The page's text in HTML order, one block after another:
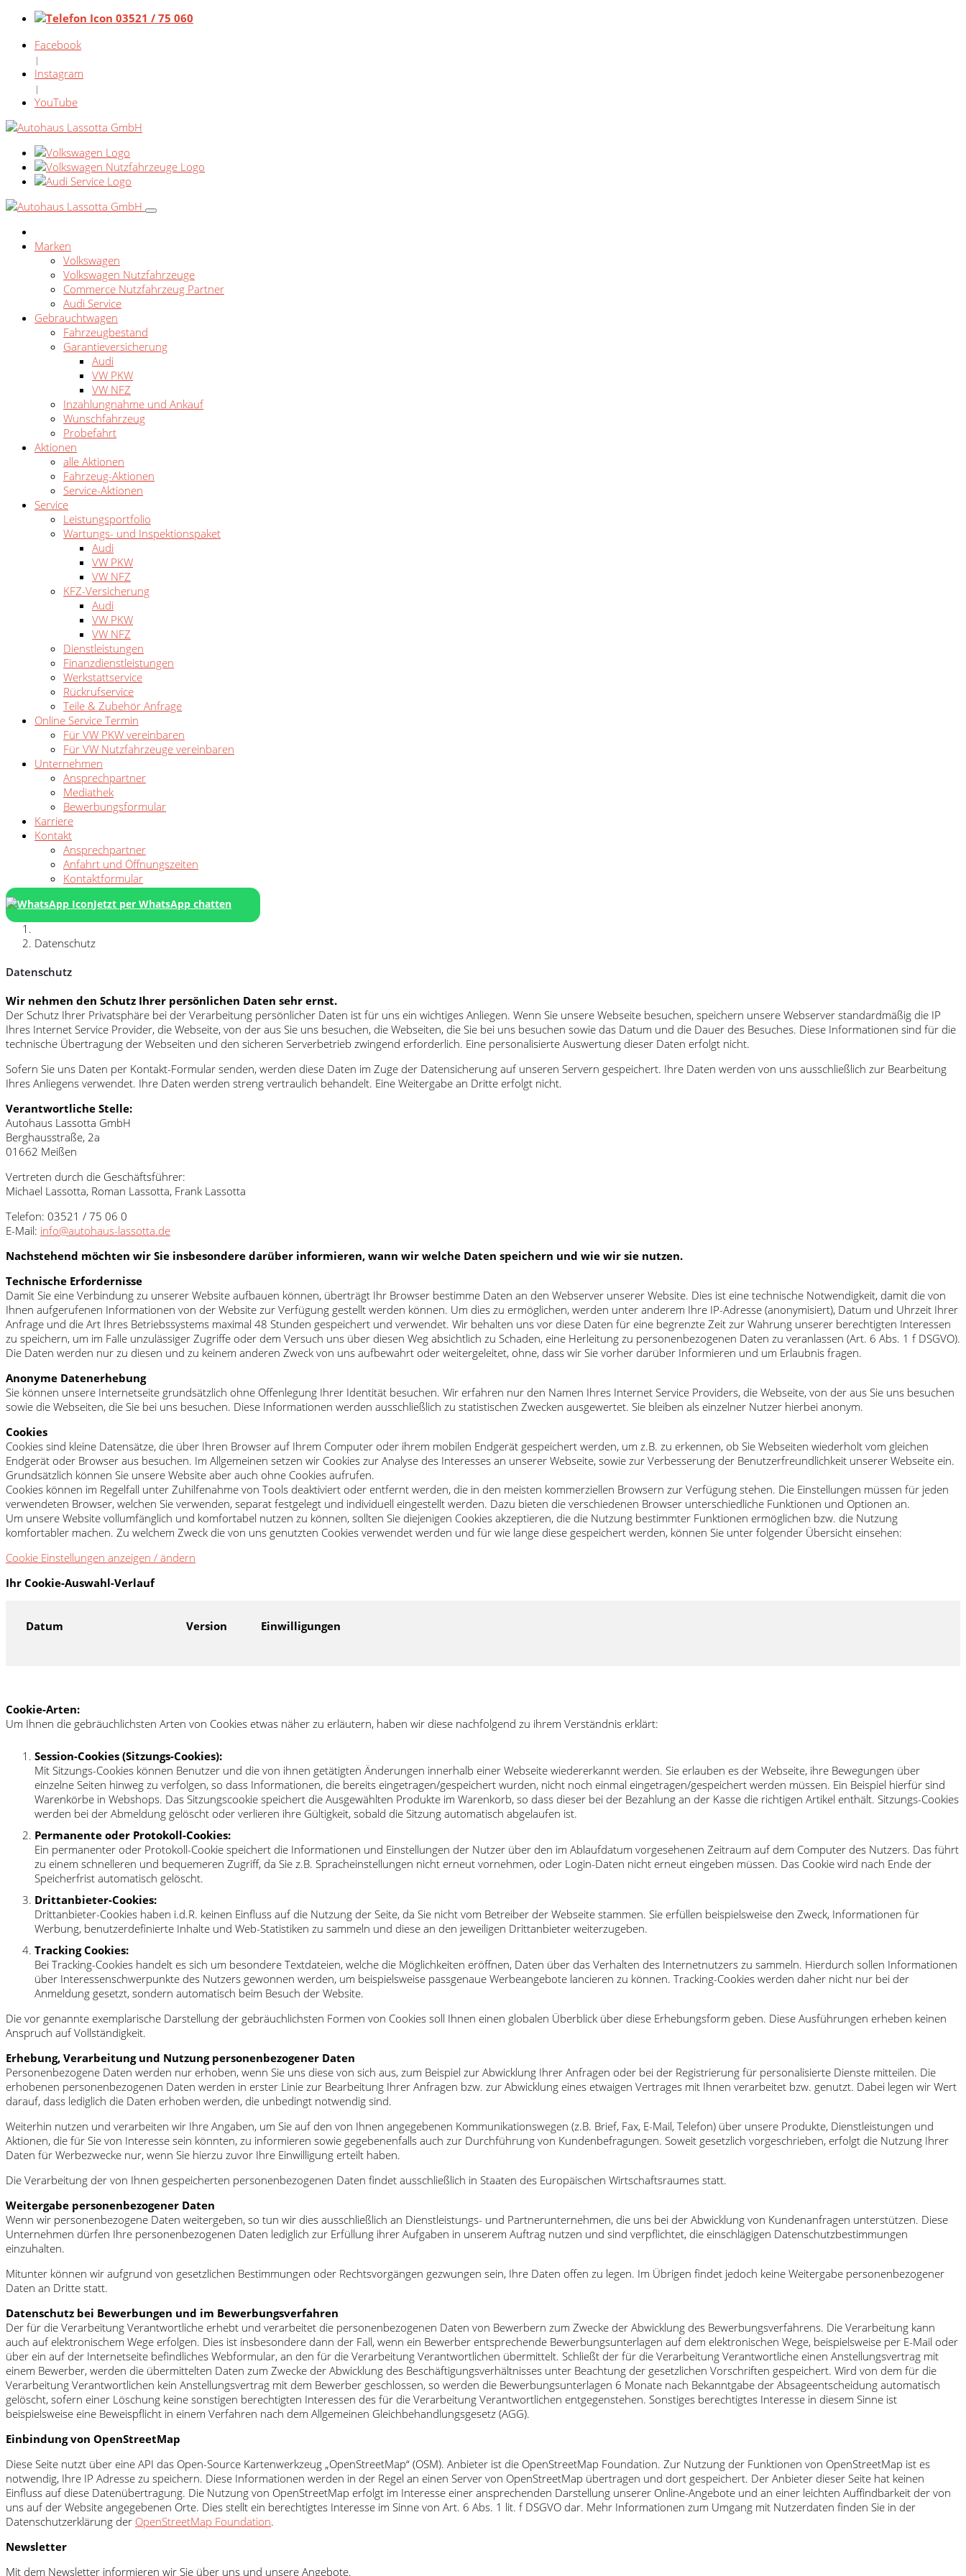
03521 / 75 060
Facebook
|
Instagram
|
YouTube
Marken
Volkswagen
Volkswagen Nutzfahrzeuge
Commerce Nutzfahrzeug Partner
Audi Service
Gebrauchtwagen
Fahrzeugbestand
Garantieversicherung
Audi
VW PKW
VW NFZ
Inzahlungnahme und Ankauf
Wunschfahrzeug
Probefahrt
Aktionen
alle Aktionen
Fahrzeug-Aktionen
Service-Aktionen
Service
Leistungsportfolio
Wartungs- und Inspektionspaket
Audi
VW PKW
VW NFZ
KFZ-Versicherung
Audi
VW PKW
VW NFZ
Dienstleistungen
Finanzdienstleistungen
Werkstattservice
Rückrufservice
Teile & Zubehör Anfrage
Online Service Termin
Für VW PKW vereinbaren
Für VW Nutzfahrzeuge vereinbaren
Unternehmen
Ansprechpartner
Mediathek
Bewerbungsformular
Karriere
Kontakt
Ansprechpartner
Anfahrt und Öffnungszeiten
Kontaktformular
Jetzt per WhatsApp chatten
Datenschutz
Datenschutz
Wir nehmen den Schutz Ihrer persönlichen Daten sehr ernst.
Der Schutz Ihrer Privatsphäre bei der Verarbeitung persönlicher Daten ist für uns ein wichtiges Anliegen. Wenn Sie unsere Webseite besuchen, speichern unsere Webserver standardmäßig die IP
Ihres Internet Service Provider, die Webseite, von der aus Sie uns besuchen, die Webseiten, die Sie bei uns besuchen sowie das Datum und die Dauer des Besuches. Diese Informationen sind für die
technische Übertragung der Webseiten und den sicheren Serverbetrieb zwingend erforderlich. Eine personalisierte Auswertung dieser Daten erfolgt nicht.
Sofern Sie uns Daten per Kontakt-Formular senden, werden diese Daten im Zuge der Datensicherung auf unseren Servern gespeichert. Ihre Daten werden von uns ausschließlich zur Bearbeitung
Ihres Anliegens verwendet. Ihre Daten werden streng vertraulich behandelt. Eine Weitergabe an Dritte erfolgt nicht.
Verantwortliche Stelle:
Autohaus Lassotta GmbH
Berghausstraße, 2a
01662 Meißen
Vertreten durch die Geschäftsführer:
Michael Lassotta, Roman Lassotta, Frank Lassotta
Telefon: 03521 / 75 06 0
E-Mail: info@autohaus-lassotta.de
Nachstehend möchten wir Sie insbesondere darüber informieren, wann wir welche Daten speichern und wie wir sie nutzen.
Technische Erfordernisse
Damit Sie eine Verbindung zu unserer Website aufbauen können, überträgt Ihr Browser bestimme Daten an den Webserver unserer Website. Dies ist eine technische Notwendigkeit, damit die von
Ihnen aufgerufenen Informationen von der Website zur Verfügung gestellt werden können. Um dies zu ermöglichen, werden unter anderem Ihre IP-Adresse (anonymisiert), Datum und Uhrzeit Ihrer
Anfrage und die Art Ihres Betriebssystems maximal 48 Stunden gespeichert und verwendet. Wir behalten uns vor diese Daten für eine begrenzte Zeit zur Wahrung unserer berechtigten Interessen
zu speichern, um im Falle unzulässiger Zugriffe oder dem Versuch uns über diesen Weg absichtlich zu Schaden, eine Herleitung zu personenbezogenen Daten zu veranlassen (Art. 6 Abs. 1 f DSGVO).
Die Daten werden nur zu diesen und zu keinem anderen Zweck von uns aufbewahrt oder weitergeleitet, ohne, dass wir Sie vorher darüber Informieren und um Erlaubnis fragen.
Anonyme Datenerhebung
Sie können unsere Internetseite grundsätzlich ohne Offenlegung Ihrer Identität besuchen. Wir erfahren nur den Namen Ihres Internet Service Providers, die Webseite, von der aus Sie uns besuchen
sowie die Webseiten, die Sie bei uns besuchen. Diese Informationen werden ausschließlich zu statistischen Zwecken ausgewertet. Sie bleiben als einzelner Nutzer hierbei anonym.
Cookies
Cookies sind kleine Datensätze, die über Ihren Browser auf Ihrem Computer oder ihrem mobilen Endgerät gespeichert werden, um z.B. zu erkennen, ob Sie Webseiten wiederholt vom gleichen
Endgerät oder Browser aus besuchen. Im Allgemeinen setzen wir Cookies zur Analyse des Interesses an unserer Webseite, sowie zur Verbesserung der Benutzerfreundlichkeit unserer Webseite ein.
Grundsätzlich können Sie unsere Website aber auch ohne Cookies aufrufen.
Cookies können im Regelfall unter Zuhilfenahme von Tools deaktiviert oder entfernt werden, die in den meisten kommerziellen Browsern zur Verfügung stehen. Die Einstellungen müssen für jeden
verwendeten Browser, welchen Sie verwenden, separat festgelegt und individuell eingestellt werden. Dazu bieten die verschiedenen Browser unterschiedliche Funktionen und Optionen an.
Um unsere Website vollumfänglich und komfortabel nutzen zu können, sollten Sie diejenigen Cookies akzeptieren, die die Nutzung bestimmter Funktionen ermöglichen bzw. die Nutzung
komfortabler machen. Zu welchem Zweck die von uns genutzten Cookies verwendet werden und für wie lange diese gespeichert werden, können Sie unter folgender Übersicht einsehen:
Cookie Einstellungen anzeigen / ändern
Ihr Cookie-Auswahl-Verlauf
Datum Version Einwilligungen
Cookie-Arten:
Um Ihnen die gebräuchlichsten Arten von Cookies etwas näher zu erläutern, haben wir diese nachfolgend zu ihrem Verständnis erklärt:
Session-Cookies (Sitzungs-Cookies):
Mit Sitzungs-Cookies können Benutzer und die von ihnen getätigten Änderungen innerhalb einer Webseite wiedererkannt werden. Sie erlauben es der Webseite, ihre Bewegungen über
einzelne Seiten hinweg zu verfolgen, so dass Informationen, die bereits eingetragen/gespeichert wurden, nicht noch einmal eingetragen/gespeichert werden müssen. Ein Beispiel hierfür sind
Warenkörbe in Webshops. Das Sitzungscookie speichert die Ausgewählten Produkte im Warenkorb, so dass dieser bei der Bezahlung an der Kasse die richtigen Artikel enthält. Sitzungs-Cookies
werden bei der Abmeldung gelöscht oder verlieren ihre Gültigkeit, sobald die Sitzung automatisch abgelaufen ist.
Permanente oder Protokoll-Cookies:
Ein permanenter oder Protokoll-Cookie speichert die Informationen und Einstellungen der Nutzer über den im Ablaufdatum vorgesehenen Zeitraum auf dem Computer des Nutzers. Das führt
zu einem schnelleren und bequemeren Zugriff, da Sie z.B. Spracheinstellungen nicht erneut vornehmen, oder Login-Daten nicht erneut eingeben müssen. Das Cookie wird nach Ende der
Speicherfrist automatisch gelöscht.
Drittanbieter-Cookies:
Drittanbieter-Cookies haben i.d.R. keinen Einfluss auf die Nutzung der Seite, da Sie nicht vom Betreiber der Webseite stammen. Sie erfüllen beispielsweise den Zweck, Informationen für
Werbung, benutzerdefinierte Inhalte und Web-Statistiken zu sammeln und diese an den jeweiligen Drittanbieter weiterzugeben.
Tracking Cookies:
Bei Tracking-Cookies handelt es sich um besondere Textdateien, welche die Möglichkeiten eröffnen, Daten über das Verhalten des Internetnutzers zu sammeln. Hierdurch sollen Informationen
über Interessenschwerpunkte des Nutzers gewonnen werden, um beispielsweise passgenaue Werbeangebote lancieren zu können. Tracking-Cookies werden daher nicht nur bei der
Anmeldung gesetzt, sondern automatisch beim Besuch der Website.
Die vor genannte exemplarische Darstellung der gebräuchlichsten Formen von Cookies soll Ihnen einen globalen Überblick über diese Erhebungsform geben. Diese Ausführungen erheben keinen
Anspruch auf Vollständigkeit.
Erhebung, Verarbeitung und Nutzung personenbezogener Daten
Personenbezogene Daten werden nur erhoben, wenn Sie uns diese von sich aus, zum Beispiel zur Abwicklung Ihrer Anfragen oder bei der Registrierung für personalisierte Dienste mitteilen. Die
erhobenen personenbezogenen Daten werden in erster Linie zur Bearbeitung Ihrer Anfragen bzw. zur Abwicklung eines etwaigen Vertrages mit Ihnen verarbeitet bzw. genutzt. Dabei legen wir Wert
darauf, dass lediglich die Daten erhoben werden, die unbedingt notwendig sind.
Weiterhin nutzen und verarbeiten wir Ihre Angaben, um Sie auf den von Ihnen angegebenen Kommunikationswegen (z.B. Brief, Fax, E-Mail, Telefon) über unsere Produkte, Dienstleistungen und
Aktionen, die für Sie von Interesse sein könnten, zu informieren sowie gegebenenfalls auch zur Durchführung von Kundenbefragungen. Soweit gesetzlich vorgeschrieben, erfolgt die Nutzung Ihrer
Daten für Werbezwecke nur, wenn Sie hierzu zuvor Ihre Einwilligung erteilt haben.
Die Verarbeitung der von Ihnen gespeicherten personenbezogenen Daten findet ausschließlich in Staaten des Europäischen Wirtschaftsraumes statt.
Weitergabe personenbezogener Daten
Wenn wir personenbezogene Daten weitergeben, so tun wir dies ausschließlich an Dienstleistungs- und Partnerunternehmen, die uns bei der Abwicklung von Kundenanfragen unterstützen. Diese
Unternehmen dürfen Ihre personenbezogenen Daten lediglich zur Erfüllung ihrer Aufgaben in unserem Auftrag nutzen und sind verpflichtet, die einschlägigen Datenschutzbestimmungen
einzuhalten.
Mitunter können wir aufgrund von gesetzlichen Bestimmungen oder Rechtsvorgängen gezwungen sein, Ihre Daten offen zu legen. Im Übrigen findet jedoch keine Weitergabe personenbezogener
Daten an Dritte statt.
Datenschutz bei Bewerbungen und im Bewerbungsverfahren
Der für die Verarbeitung Verantwortliche erhebt und verarbeitet die personenbezogenen Daten von Bewerbern zum Zwecke der Abwicklung des Bewerbungsverfahrens. Die Verarbeitung kann
auch auf elektronischem Wege erfolgen. Dies ist insbesondere dann der Fall, wenn ein Bewerber entsprechende Bewerbungsunterlagen auf dem elektronischen Wege, beispielsweise per E-Mail oder
über ein auf der Internetseite befindliches Webformular, an den für die Verarbeitung Verantwortlichen übermittelt. Schließt der für die Verarbeitung Verantwortliche einen Anstellungsvertrag mit
einem Bewerber, werden die übermittelten Daten zum Zwecke der Abwicklung des Beschäftigungsverhältnisses unter Beachtung der gesetzlichen Vorschriften gespeichert. Wird von dem für die
Verarbeitung Verantwortlichen kein Anstellungsvertrag mit dem Bewerber geschlossen, so werden die Bewerbungsunterlagen 6 Monate nach Bekanntgabe der Absageentscheidung automatisch
gelöscht, sofern einer Löschung keine sonstigen berechtigten Interessen des für die Verarbeitung Verantwortlichen entgegenstehen. Sonstiges berechtigtes Interesse in diesem Sinne ist
beispielsweise eine Beweispflicht in einem Verfahren nach dem Allgemeinen Gleichbehandlungsgesetz (AGG).
Einbindung von OpenStreetMap
Diese Seite nutzt über eine API das Open-Source Kartenwerkzeug „OpenStreetMap“ (OSM). Anbieter ist die OpenStreetMap Foundation. Zur Nutzung der Funktionen von OpenStreetMap ist es
notwendig, Ihre IP Adresse zu speichern. Diese Informationen werden in der Regel an einen Server von OpenStreetMap übertragen und dort gespeichert. Der Anbieter dieser Seite hat keinen
Einfluss auf diese Datenübertragung. Die Nutzung von OpenStreetMap erfolgt im Interesse einer ansprechenden Darstellung unserer Online-Angebote und an einer leichten Auffindbarkeit der von
uns auf der Website angegebenen Orte. Dies stellt ein berechtigtes Interesse im Sinne von Art. 6 Abs. 1 lit. f DSGVO dar. Mehr Informationen zum Umgang mit Nutzerdaten finden Sie in der
Datenschutzerklärung der OpenStreetMap Foundation.
Newsletter
Mit dem Newsletter informieren wir Sie über uns und unsere Angebote.